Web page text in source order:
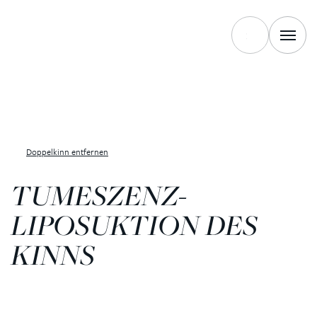
Doppelkinn entfernen
TUMESZENZ-
LIPOSUKTION DES
KINNS